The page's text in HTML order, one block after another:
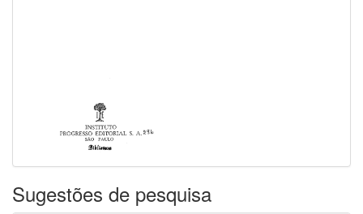
Sugestões de pesquisa